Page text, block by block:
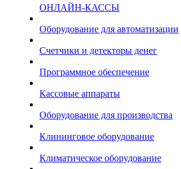
ОНЛАЙН-КАССЫ
Оборудование для автоматизации
Счетчики и детекторы денег
Программное обеспечение
Кассовые аппараты
Оборудование для производства
Клининговое оборудование
Климатическое оборудование